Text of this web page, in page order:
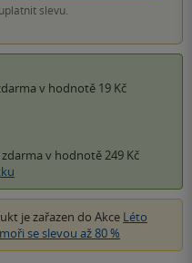
slevu.
v hodnotě 19 Kč
v hodnotě 249 Kč
je zařazen do Akce Léto
se slevou až 80 %